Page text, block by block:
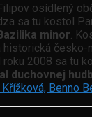
osídlený
sa tu kostol
minor .
česko-
roku 2008 sa tu
duchovnej
Benno